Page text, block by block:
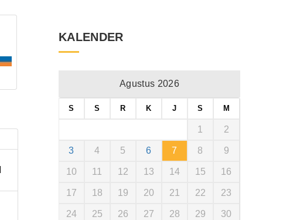
KALENDER
Agustus 2026
S S R K J S M
1 2
3 4 5 6 7 8 9
10 11 12 13 14 15 16
17 18 19 20 21 22 23
24 25 26 27 28 29 30